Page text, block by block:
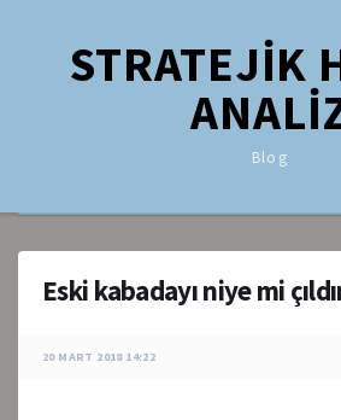
STRATEJİK
Blog
Eski kabadayı niye mi
20 MART 2018 14:22